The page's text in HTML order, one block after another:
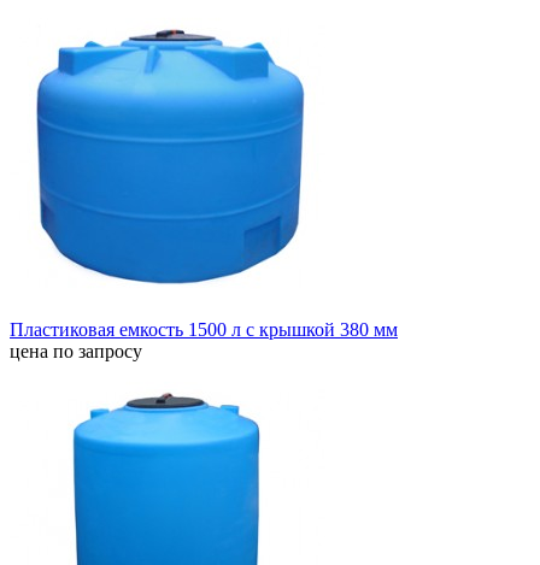
Пластиковая емкость 1500 л с крышкой 380 мм
цена по запросу